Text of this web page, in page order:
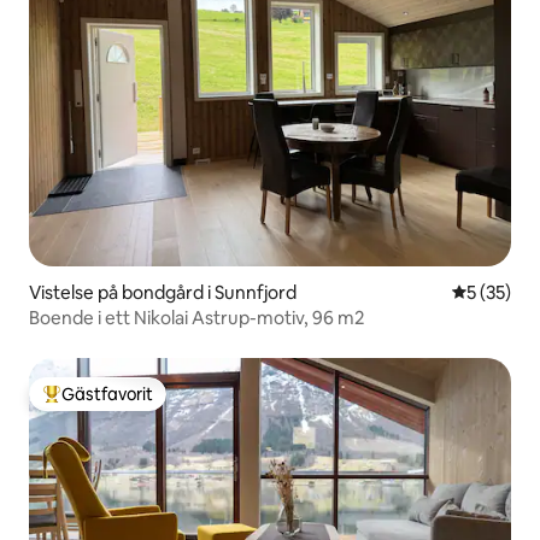
Vistelse på bondgård i Sunnfjord 5 av 5 i
5 (35)
Boende i ett Nikolai Astrup-motiv, 96 m2
Populär gästfavorit
Gästfavorit